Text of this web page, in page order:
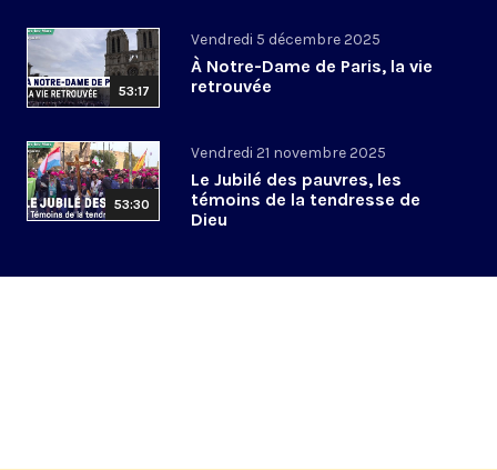
53:17
Vendredi 5 décembre 2025
À Notre-Dame de Paris, la vie
retrouvée
53:30
Vendredi 21 novembre 2025
Le Jubilé des pauvres, les
témoins de la tendresse de
Dieu